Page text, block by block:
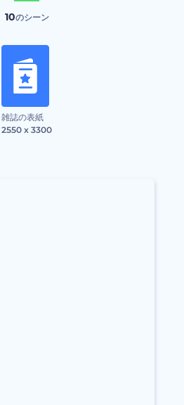
10のシーン
雑誌の表紙
2550 x 3300